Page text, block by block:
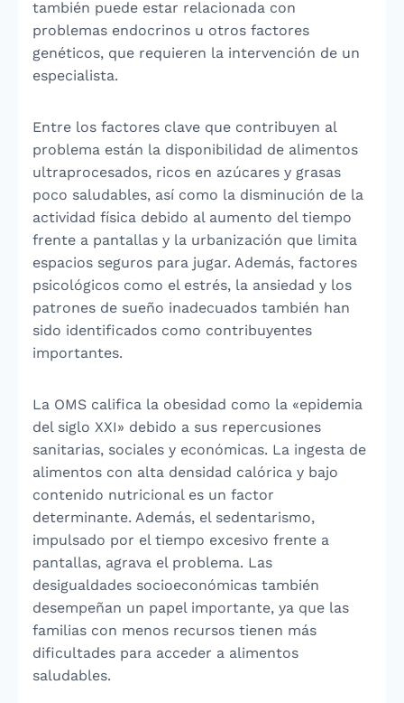
también puede estar relacionada con
problemas endocrinos u otros factores
genéticos, que requieren la intervención de un
especialista.
Entre los factores clave que contribuyen al
problema están la disponibilidad de alimentos
ultraprocesados, ricos en azúcares y grasas
poco saludables, así como la disminución de la
actividad física debido al aumento del tiempo
frente a pantallas y la urbanización que limita
espacios seguros para jugar. Además, factores
psicológicos como el estrés, la ansiedad y los
patrones de sueño inadecuados también han
sido identificados como contribuyentes
importantes.
La OMS califica la obesidad como la «epidemia
del siglo XXI» debido a sus repercusiones
sanitarias, sociales y económicas. La ingesta de
alimentos con alta densidad calórica y bajo
contenido nutricional es un factor
determinante. Además, el sedentarismo,
impulsado por el tiempo excesivo frente a
pantallas, agrava el problema. Las
desigualdades socioeconómicas también
desempeñan un papel importante, ya que las
familias con menos recursos tienen más
dificultades para acceder a alimentos
saludables.